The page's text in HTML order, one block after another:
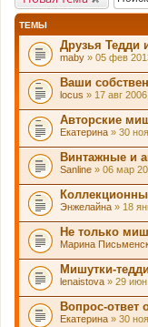
ТЕМЫ
Друзья Тедди
maby » 05 фев
Ваши
locus » 17 авг
Авторские
Екатерина » 30
Винтажные и
Sanline » 06 мар
Энжелайна » 18
Не только
Марина
Мишутки-
lenaistova » 29
Вопрос-ответ
Екатерина » 30